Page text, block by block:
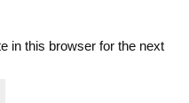
in this browser for the next